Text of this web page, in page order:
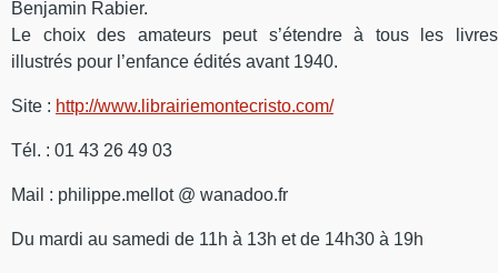
Benjamin Rabier.
Le choix des amateurs peut s’étendre à tous les livres
illustrés pour l’enfance édités avant 1940.
Site : http://www.librairiemontecristo.com/
Tél. : 01 43 26 49 03
Mail : philippe.mellot @ wanadoo.fr
Du mardi au samedi de 11h à 13h et de 14h30 à 19h